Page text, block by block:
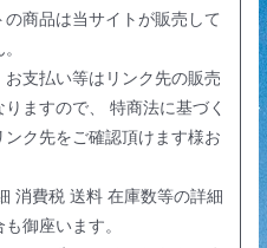
商品は当サイトが販売して
支払い等はリンク先の販売
ますので、 特商法に基づく
ク先をご確認頂けます様お
消費税 送料 在庫数等の詳細
御座います。